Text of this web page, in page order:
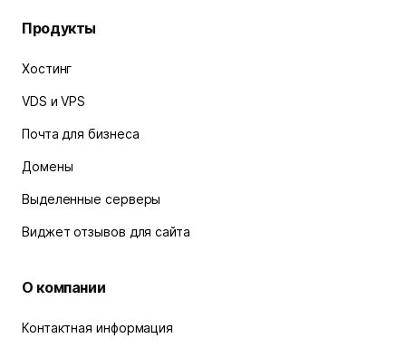
Продукты
Хостинг
VDS и VPS
Почта для бизнеса
Домены
Выделенные серверы
Виджет отзывов для сайта
О компании
Контактная информация